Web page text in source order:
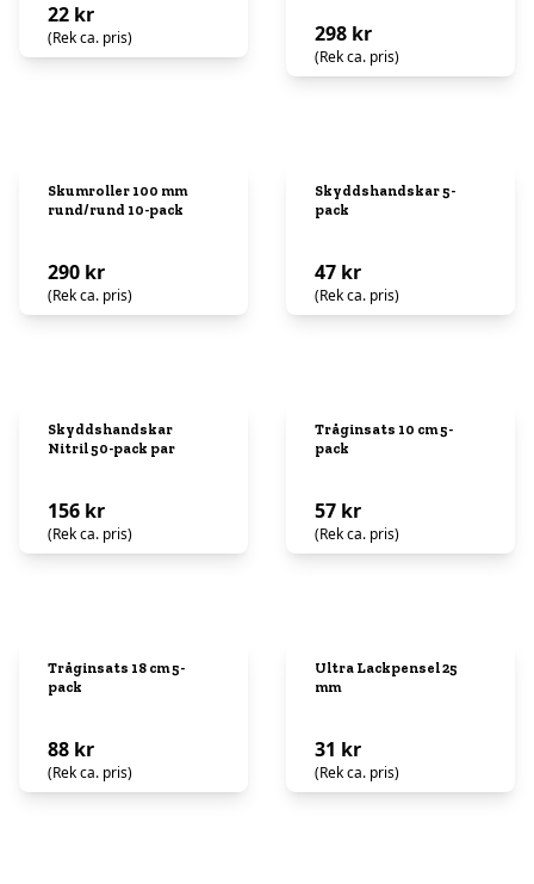
22 kr
(Rek ca. pris) 298 kr
(Rek ca. pris)
Skumroller 100 mm
rund/rund 10-pack
290 kr
(Rek ca. pris)
Skyddshandskar 5-
pack
47 kr
(Rek ca. pris)
Skyddshandskar
Nitril 50-pack par
156 kr
(Rek ca. pris)
Tråginsats 10 cm 5-
pack
57 kr
(Rek ca. pris)
Tråginsats 18 cm 5-
pack
88 kr
(Rek ca. pris)
Ultra Lackpensel 25
mm
31 kr
(Rek ca. pris)